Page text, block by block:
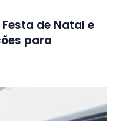
de Natal e
para